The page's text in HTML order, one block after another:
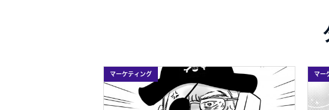
マーケティング マー